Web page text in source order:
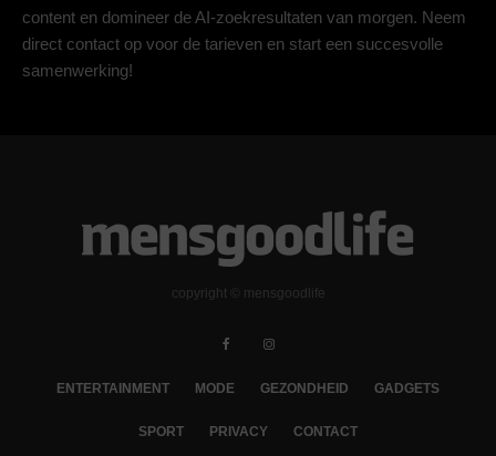
content en domineer de AI-zoekresultaten van morgen. Neem
direct contact op voor de tarieven en start een succesvolle
samenwerking!
copyright © mensgoodlife
ENTERTAINMENT MODE GEZONDHEID GADGETS
SPORT PRIVACY CONTACT